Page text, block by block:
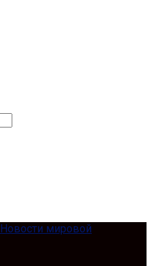
Новости мировой